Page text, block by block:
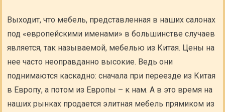
Выходит, что мебель, представленная в наших салонах
под «европейскими именами» в большинстве случаев
является, так называемой, мебелью из Китая. Цены на
нее часто неоправданно высокие. Ведь они
поднимаются каскадно: сначала при переезде из Китая
в Европу, а потом из Европы – к нам. А в это время на
наших рынках продается элитная мебель прямиком из